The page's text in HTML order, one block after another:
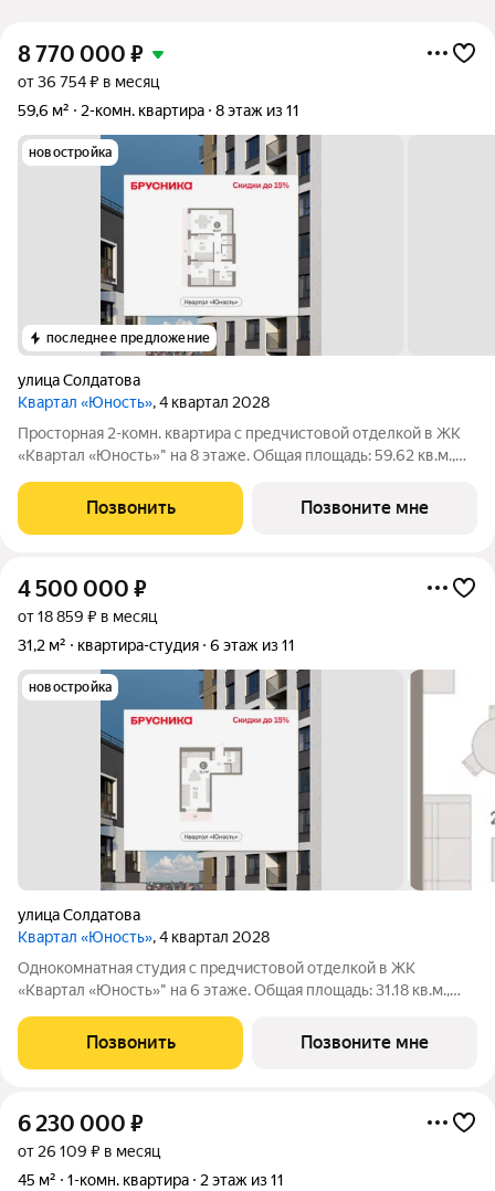
8 770 000 ₽
от 36 754 ₽ в месяц
59,6 м²
2-комн. квартира 8 этаж из 11
новостройка
последнее предложение
улица Солдатова
Квартал «Юность», 4 квартал 2028
Просторная 2-комн. квартира с предчистовой отделкой в ЖК
«Квартал «Юность»" на 8 этаже. Общая площадь: 59.62 кв.м.,
кв.м. Комнаты изолированные, все окна выходят на одну
сторону. В квартире
Позвонить Позвоните мне
4 500 000 ₽
от 18 859 ₽ в месяц
31,2 м²
квартира-студия 6 этаж из 11
новостройка
улица Солдатова
Квартал «Юность», 4 квартал 2028
Однокомнатная студия с предчистовой отделкой в ЖК
«Квартал «Юность»" на 6 этаже. Общая площадь: 31.18 кв.м.,
под кухонную зону. Все окна выходят на одну сторону. В
квартире один балкон,
Позвонить Позвоните мне
6 230 000 ₽
от 26 109 ₽ в месяц
45 м²
1-комн. квартира 2 этаж из 11